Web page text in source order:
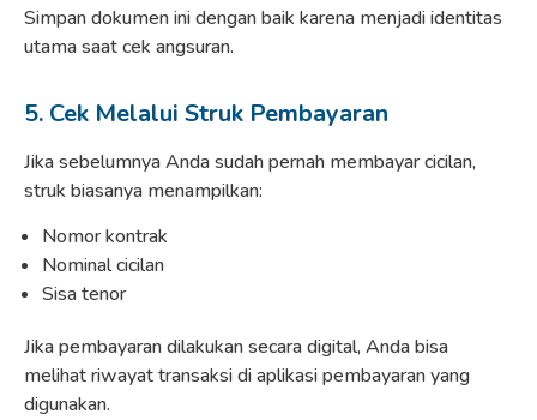
Simpan dokumen ini dengan baik karena menjadi identitas
utama saat cek angsuran.
5. Cek Melalui Struk Pembayaran
Jika sebelumnya Anda sudah pernah membayar cicilan,
struk biasanya menampilkan:
Nomor kontrak
Nominal cicilan
Sisa tenor
Jika pembayaran dilakukan secara digital, Anda bisa
melihat riwayat transaksi di aplikasi pembayaran yang
digunakan.